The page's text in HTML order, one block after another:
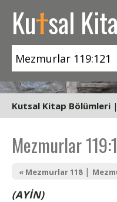
Kutsal
Kutsal Kitap Bölümleri |
Mezmurlar
« Mezmurlar 118|
(AYİN)